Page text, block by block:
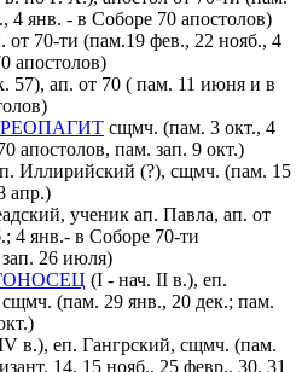
4 янв. - в Соборе 70 апостолов)
от 70-ти (пам.19 фев., 22 нояб., 4
апостолов)
57), ап. от 70 ( пам. 11 июня и в
сщмч. (пам. 3 окт., 4
апостолов, пам. зап. 9 окт.)
Иллирийский (?), сщмч. (пам. 15
апр.)
ученик ап. Павла, ап. от
4 янв.- в Соборе 70-ти
26 июля)
(I - нач. II в.), еп.
(пам. 29 янв., 20 дек.; пам.
в.), еп. Гангрский, сщмч. (пам.
14, 15 нояб., 25 февр., 30, 31